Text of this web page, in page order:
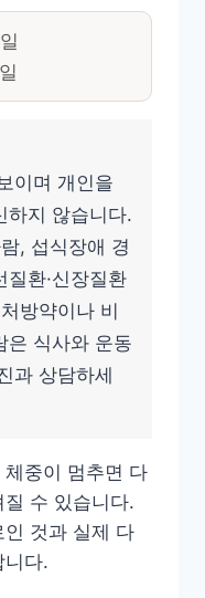
이며 개인을
하지 않습니다.
, 섭식장애 경
질환·신장질환
방약이나 비
은 식사와 운동
과 상담하세
중이 멈추면 다
수 있습니다.
것과 실제 다
니다.